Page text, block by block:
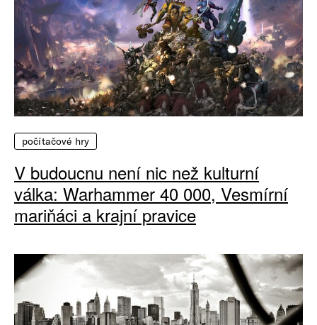
počítačové hry
V budoucnu není nic než kulturní
válka: Warhammer 40 000, Vesmírní
mariňáci a krajní pravice